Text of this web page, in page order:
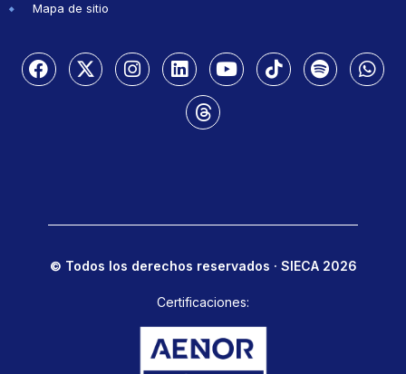
Mapa de sitio
© Todos los derechos reservados · SIECA 2026
Certificaciones: